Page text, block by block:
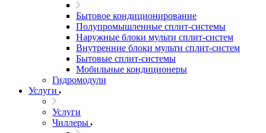
Бытовое кондиционирование
Полупромышленные сплит-системы
Наружные блоки мульти сплит-систем
Внутренние блоки мульти сплит-систем
Бытовые сплит-системы
Мобильные кондиционеры
Гидромодули
Услуги
Услуги
Чиллеры